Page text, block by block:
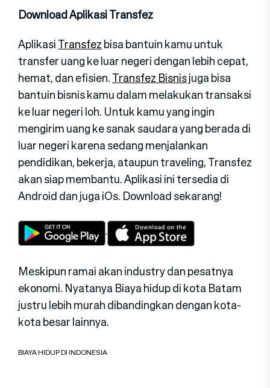
Download Aplikasi Transfez
AplikasiTransfezbisa bantuin kamu untuk
transfer uang ke luar negeri dengan lebih cepat,
hemat, dan efisien.Transfez Bisnisjuga bisa
bantuin bisnis kamu dalam melakukan transaksi
ke luar negeri loh. Untuk kamu yang ingin
mengirim uang ke sanak saudara yang berada di
luar negeri karena sedang menjalankan
pendidikan, bekerja, ataupun traveling, Transfez
akan siap membantu. Aplikasi ini tersedia di
Android dan juga iOs. Download sekarang!
Meskipun ramai akan industry dan pesatnya
ekonomi. Nyatanya Biaya hidup di kota Batam
justru lebih murah dibandingkan dengan kota-
kota besar lainnya.
BIAYA HIDUP DI INDONESIA